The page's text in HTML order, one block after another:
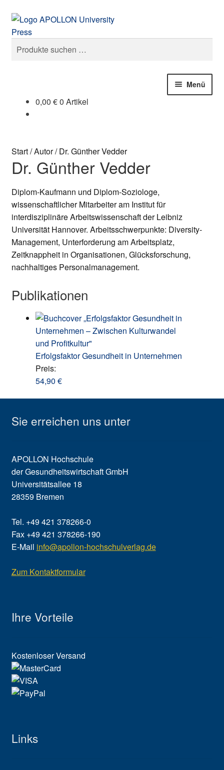
Zur
Navigation
springen
Zum
Inhalt
springen
Suchen
nach:
Suchen
Menü
Publikationen
Der Verlag
Open Access
Pressemitteilungen
0,00 €0 Artikel
Start/Autor/Dr. Günther Vedder
Dr. Günther Vedder
Diplom-Kaufmann und Diplom-Soziologe,
wissenschaftlicher Mitarbeiter am Institut für
interdisziplinäre Arbeitswissenschaft der Leibniz
Universität Hannover. Arbeitsschwerpunkte: Diversity-
Management, Unterforderung am Arbeitsplatz,
Zeitknappheit in Organisationen, Glücksforschung,
nachhaltiges Personalmanagement.
Publikationen
Erfolgsfaktor Gesundheit in Unternehmen
Preis:
54,90 €
Sie erreichen uns unter
APOLLON Hochschule
der Gesundheitswirtschaft GmbH
Universitätsallee 18
28359 Bremen
Tel. +49 421 378266-0
Fax +49 421 378266-190
E-Mail info@apollon-hochschulverlag.de
Zum Kontaktformular
Ihre Vorteile
Kostenloser Versand
Links